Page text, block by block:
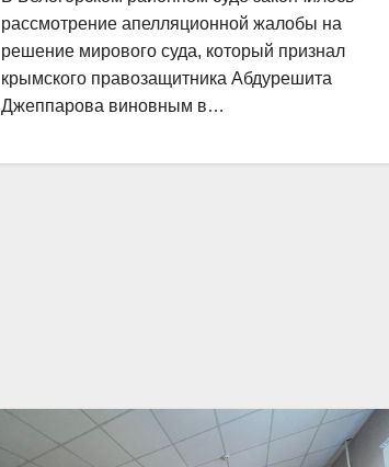
рассмотрение апелляционной жалобы на
решение мирового суда, который признал
крымского правозащитника Абдурешита
Джеппарова виновным в…